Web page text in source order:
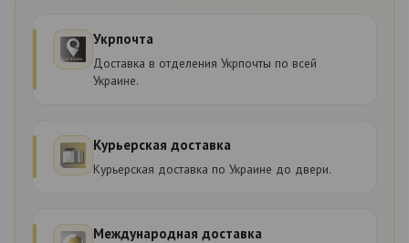
Укрпочта
Доставка в отделения Укрпочты по всей
Украине.
Курьерская доставка
Курьерская доставка по Украине до двери.
Международная доставка